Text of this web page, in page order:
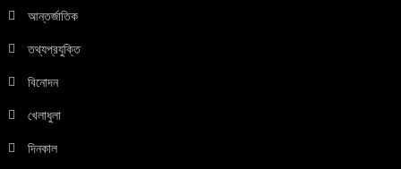
আন্তর্জাতিক
তথ্যপ্রযুক্তি
বিনোদন
খেলাধুলা
দিনকাল